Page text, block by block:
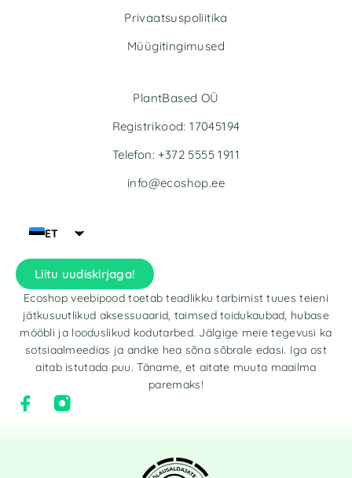
:
Privaatsuspoliitika
Müügitingimused
ET
Liitu uudiskirjaga!
Ecoshop veebipood toetab teadlikku tarbimist tuues teieni
jätkusuutlikud aksessuaarid, taimsed toidukaubad, hubase
mööbli ja looduslikud kodutarbed. Jälgige meie tegevusi ka
sotsiaalmeedias ja andke hea sõna sõbrale edasi. Iga ost
aitab istutada puu. Täname, et aitate muuta maailma
paremaks!
PlantBased OÜ
Registrikood: 17045194
Telefon: +372 5555 1911
info@ecoshop.ee